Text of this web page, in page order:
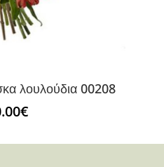
λουλούδια 00208
€